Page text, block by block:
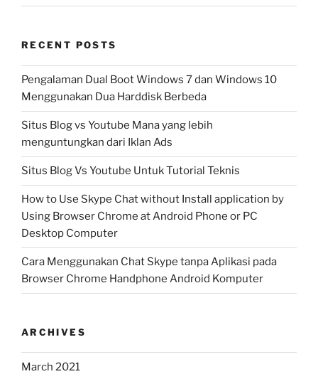
RECENT POSTS
Pengalaman Dual Boot Windows 7 dan Windows 10
Menggunakan Dua Harddisk Berbeda
Situs Blog vs Youtube Mana yang lebih
menguntungkan dari Iklan Ads
Situs Blog Vs Youtube Untuk Tutorial Teknis
How to Use Skype Chat without Install application by
Using Browser Chrome at Android Phone or PC
Desktop Computer
Cara Menggunakan Chat Skype tanpa Aplikasi pada
Browser Chrome Handphone Android Komputer
ARCHIVES
March 2021